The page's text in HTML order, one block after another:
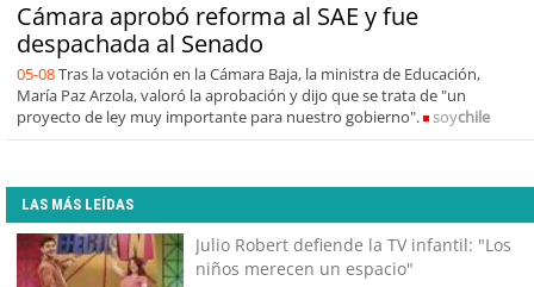
Cámara aprobó reforma al SAE y fue
despachada al Senado
05-08Tras la votación en la Cámara Baja, la ministra de Educación,
María Paz Arzola, valoró la aprobación y dijo que se trata de "un
proyecto de ley muy importante para nuestro gobierno".
soychile
LAS MÁS LEÍDAS
Julio Robert defiende la TV infantil: "Los
niños merecen un espacio"